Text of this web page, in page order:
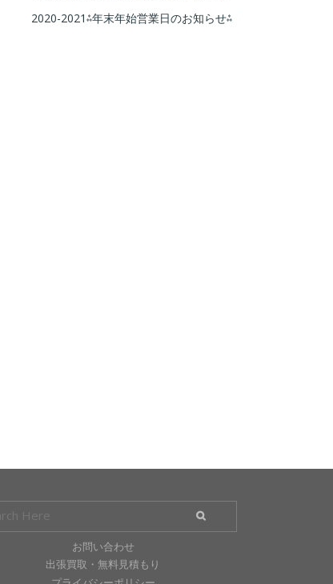
2020-2021⁂年末年始営業日のお知らせ⁂
お問い合わせ
出張買取・無料見積もり